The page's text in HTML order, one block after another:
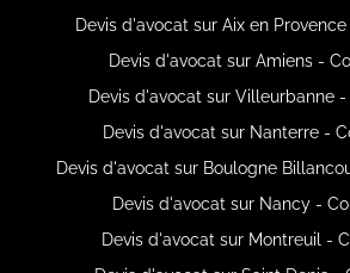
Devis d'avocat sur Aix en
Devis d'avocat sur Amiens -
Devis d'avocat sur Villeurbanne
Devis d'avocat sur Nanterre -
Devis d'avocat sur Boulogne
Devis d'avocat sur Nancy -
Devis d'avocat sur Montreuil -